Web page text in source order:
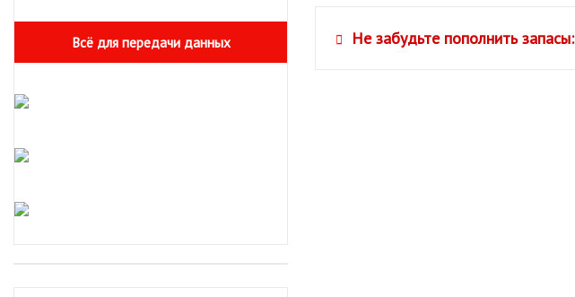
Всё для передачи данных Не забудьте пополнить запасы: